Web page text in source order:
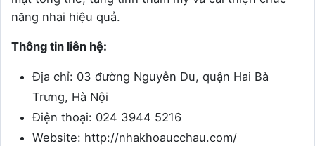
năng nhai hiệu quả.
Thông tin liên hệ:
Địa chỉ: 03 đường Nguyễn Du, quận Hai Bà
Trưng, Hà Nội
Điện thoại: 024 3944 5216
Website: http://nhakhoaucchau.com/